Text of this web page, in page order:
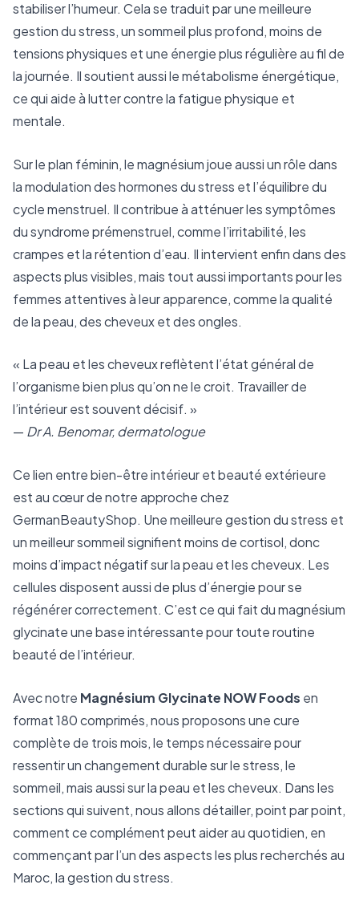
stabiliser l’humeur. Cela se traduit par une meilleure
gestion du stress, un sommeil plus profond, moins de
tensions physiques et une énergie plus régulière au fil de
la journée. Il soutient aussi le métabolisme énergétique,
ce qui aide à lutter contre la fatigue physique et
mentale.
Sur le plan féminin, le magnésium joue aussi un rôle dans
la modulation des hormones du stress et l’équilibre du
cycle menstruel. Il contribue à atténuer les symptômes
du syndrome prémenstruel, comme l’irritabilité, les
crampes et la rétention d’eau. Il intervient enfin dans des
aspects plus visibles, mais tout aussi importants pour les
femmes attentives à leur apparence, comme la qualité
de la peau, des cheveux et des ongles.
« La peau et les cheveux reflètent l’état général de
l’organisme bien plus qu’on ne le croit. Travailler de
l’intérieur est souvent décisif. »
— Dr A. Benomar, dermatologue
Ce lien entre bien-être intérieur et beauté extérieure
est au cœur de notre approche chez
GermanBeautyShop. Une meilleure gestion du stress et
un meilleur sommeil signifient moins de cortisol, donc
moins d’impact négatif sur la peau et les cheveux. Les
cellules disposent aussi de plus d’énergie pour se
régénérer correctement. C’est ce qui fait du magnésium
glycinate une base intéressante pour toute routine
beauté de l’intérieur.
Avec notre Magnésium Glycinate NOW Foods en
format 180 comprimés, nous proposons une cure
complète de trois mois, le temps nécessaire pour
ressentir un changement durable sur le stress, le
sommeil, mais aussi sur la peau et les cheveux. Dans les
sections qui suivent, nous allons détailler, point par point,
comment ce complément peut aider au quotidien, en
commençant par l’un des aspects les plus recherchés au
Maroc, la gestion du stress.